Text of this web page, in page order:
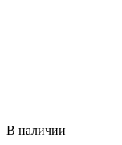
В наличии